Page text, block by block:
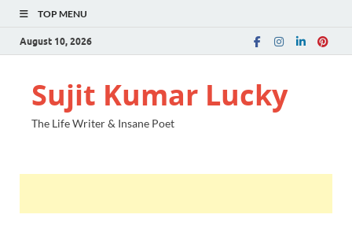
TOP MENU
August 10, 2026
Sujit Kumar Lucky
The Life Writer & Insane Poet